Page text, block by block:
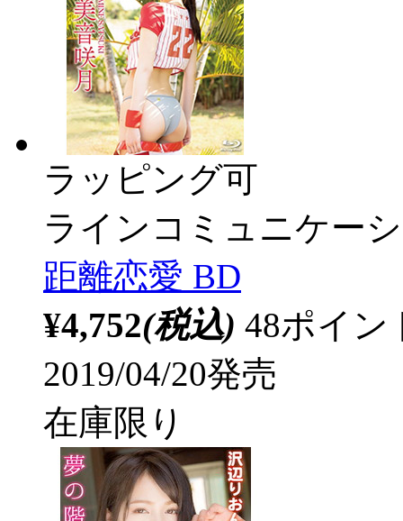
ラッピング可
ラインコミュニケー
距離恋愛 BD
¥4,752(税込) 48ポイ
2019/04/20発売
在庫限り